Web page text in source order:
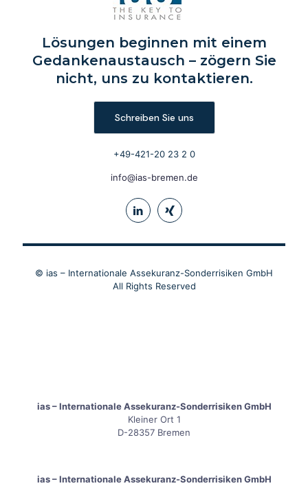
Lösungen beginnen mit einem
Gedankenaustausch – zögern Sie
nicht, uns zu kontaktieren.
Schreiben Sie uns
+49-421-20 23 2 0
info@ias-bremen.de
© ias – Internationale Assekuranz-Sonderrisiken GmbH
All Rights Reserved
ias – Internationale Assekuranz-Sonderrisiken GmbH
Kleiner Ort 1
D-28357 Bremen
ias – Internationale Assekuranz-Sonderrisiken GmbH